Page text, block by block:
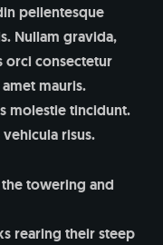
pellentesque
Nullam gravida,
orci consectetur
mauris.
molestie tincidunt.
risus.
towering and
rearing their steep